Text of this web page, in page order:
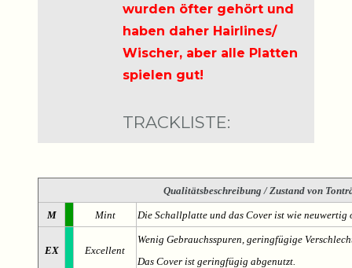
wurden öfter gehört und
haben daher Hairlines/
Wischer, aber alle Platten
spielen gut!
TRACKLISTE:
Qualitätsbeschreibung / Zustand von
M Mint Die Schallplatte und das Cover ist wie
EX Excellent
Wenig Gebrauchsspuren, geringfügige
Das Cover ist geringfügig abgenutzt.